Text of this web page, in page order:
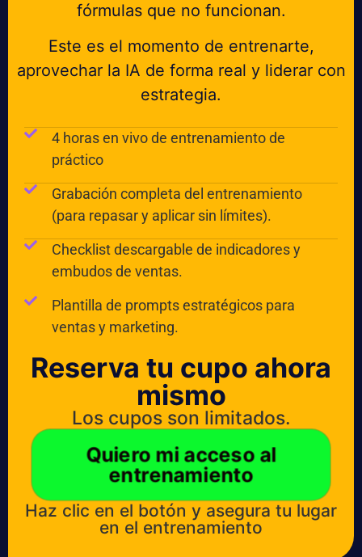
fórmulas que no funcionan.
Este es el momento de entrenarte,
aprovechar la IA de forma real y liderar con
estrategia.
4 horas en vivo de entrenamiento de
práctico
Grabación completa del entrenamiento
(para repasar y aplicar sin límites).
Checklist descargable de indicadores y
embudos de ventas.
Plantilla de prompts estratégicos para
ventas y marketing.
Reserva tu cupo ahora
mismo
Los cupos son limitados.
Quiero mi acceso al
entrenamiento
Haz clic en el botón y asegura tu lugar
en el entrenamiento